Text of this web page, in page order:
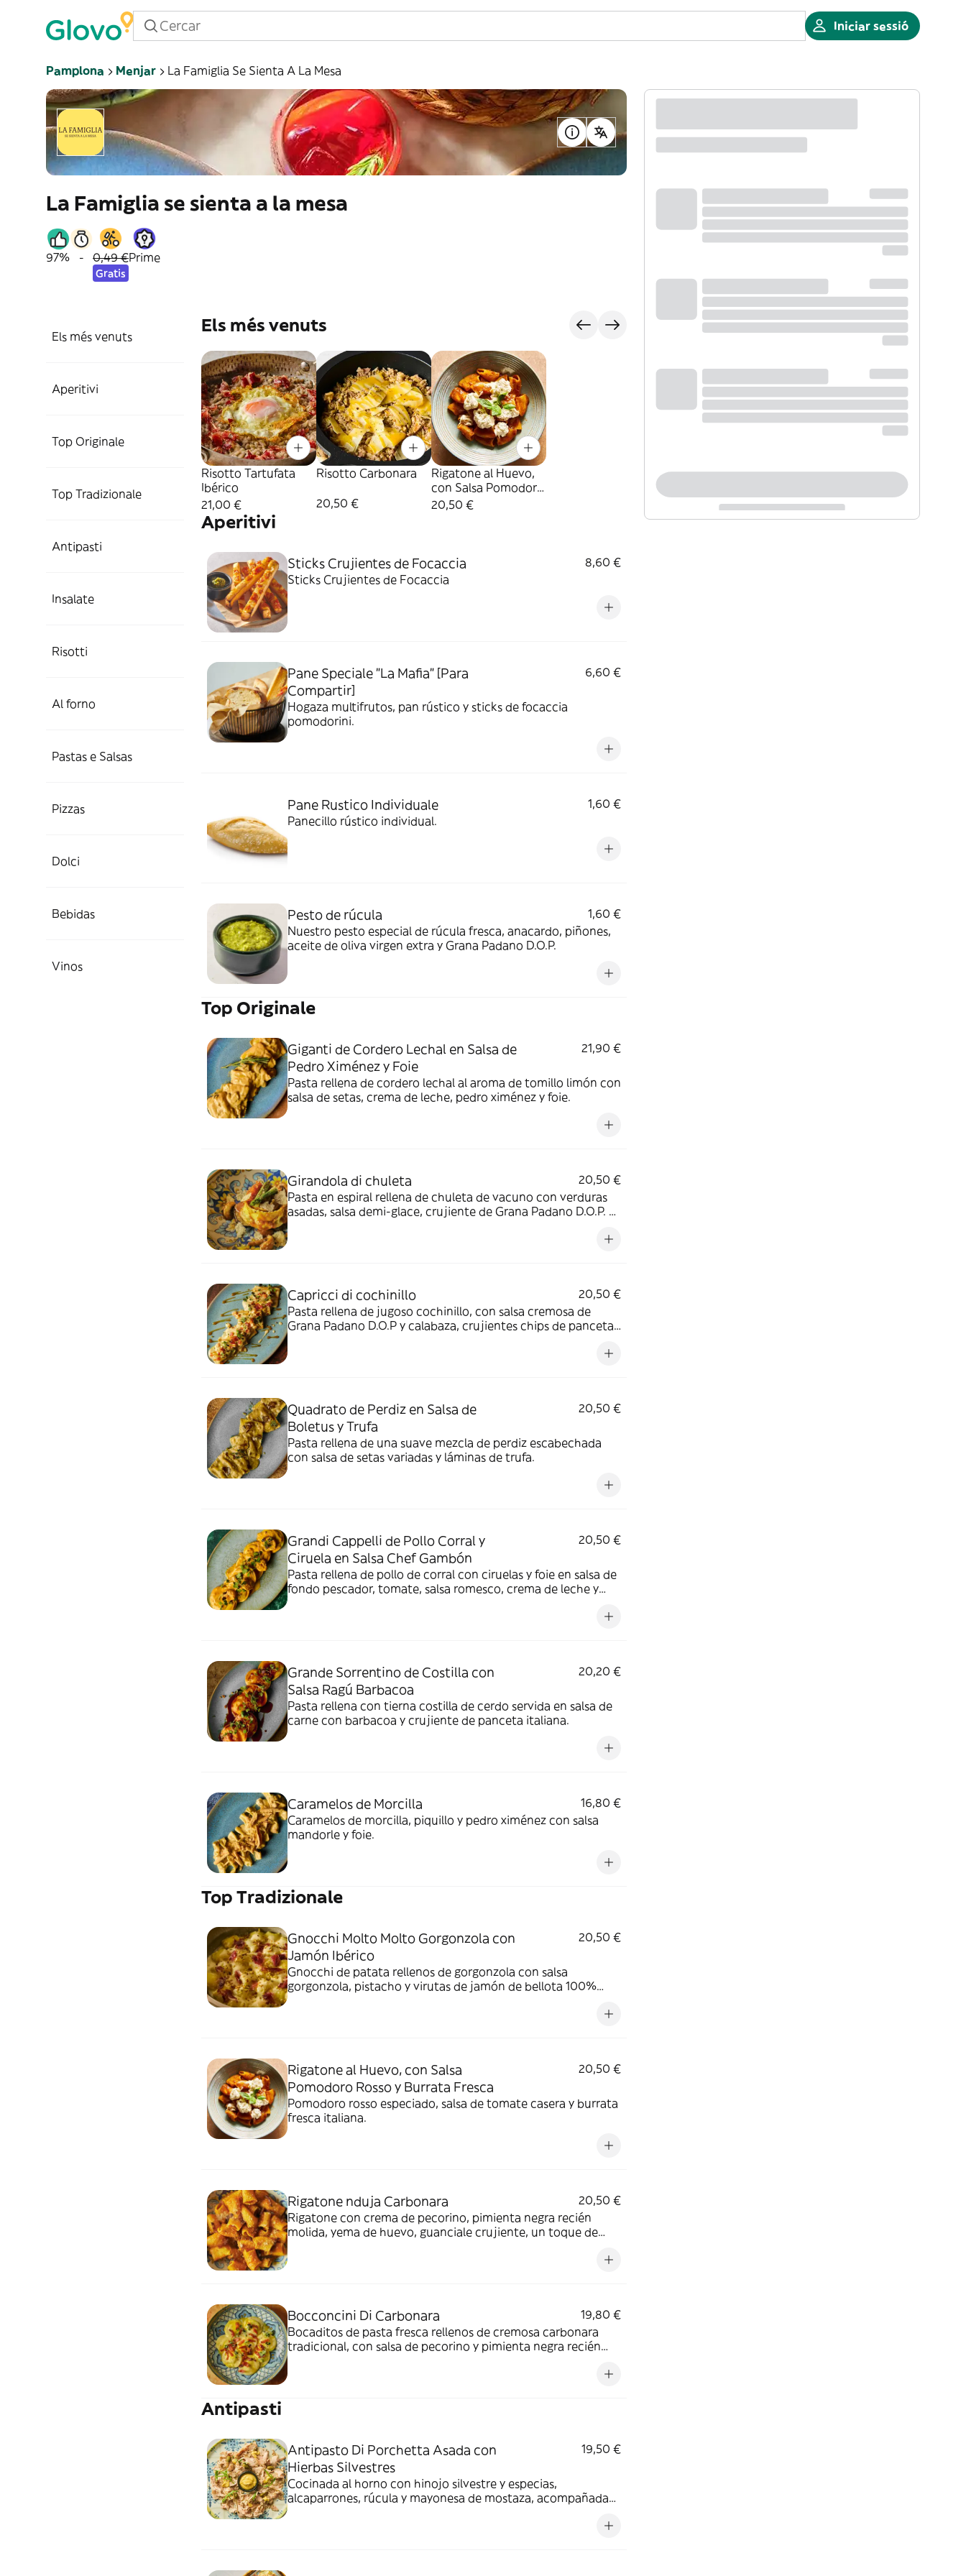
Iniciar sessió
Pamplona Menjar La Famiglia Se Sienta A La Mesa
La Famiglia se sienta a la mesa
97% - 0,49 €
Gratis
Prime
Els més venuts
Aperitivi
Top Originale
Top Tradizionale
Antipasti
Insalate
Risotti
Al forno
Pastas e Salsas
Pizzas
Dolci
Bebidas
Vinos
Els més venuts
Risotto Tartufata
Ibérico
21,00 €
Risotto Carbonara
20,50 €
Rigatone al Huevo,
con Salsa Pomodoro
Rosso y Burrata
20,50 €
Aperitivi
Sticks Crujientes de Focaccia
8,60 €
Sticks Crujientes de Focaccia
Pane Speciale "La Mafia" [Para
Compartir]
6,60 €
Hogaza multifrutos, pan rústico y sticks de focaccia
pomodorini.
Pane Rustico Individuale
1,60 €
Panecillo rústico individual.
Pesto de rúcula
1,60 €
Nuestro pesto especial de rúcula fresca, anacardo, piñones,
aceite de oliva virgen extra y Grana Padano D.O.P.
Top Originale
Giganti de Cordero Lechal en Salsa de
Pedro Ximénez y Foie
21,90 €
Pasta rellena de cordero lechal al aroma de tomillo limón con
salsa de setas, crema de leche, pedro ximénez y foie.
Girandola di chuleta
20,50 €
Pasta en espiral rellena de chuleta de vacuno con verduras
asadas, salsa demi-glace, crujiente de Grana Padano D.O.P. y
Capricci di cochinillo
20,50 €
Pasta rellena de jugoso cochinillo, con salsa cremosa de
Grana Padano D.O.P y calabaza, crujientes chips de panceta,
Quadrato de Perdiz en Salsa de
Boletus y Trufa
20,50 €
Pasta rellena de una suave mezcla de perdiz escabechada
con salsa de setas variadas y láminas de trufa.
Grandi Cappelli de Pollo Corral y
Ciruela en Salsa Chef Gambón
20,50 €
Pasta rellena de pollo de corral con ciruelas y foie en salsa de
fondo pescador, tomate, salsa romesco, crema de leche y
Grande Sorrentino de Costilla con
Salsa Ragú Barbacoa
20,20 €
Pasta rellena con tierna costilla de cerdo servida en salsa de
carne con barbacoa y crujiente de panceta italiana.
Caramelos de Morcilla
16,80 €
Caramelos de morcilla, piquillo y pedro ximénez con salsa
mandorle y foie.
Top Tradizionale
Gnocchi Molto Molto Gorgonzola con
Jamón Ibérico
20,50 €
Gnocchi de patata rellenos de gorgonzola con salsa
gorgonzola, pistacho y virutas de jamón de bellota 100%
Rigatone al Huevo, con Salsa
Pomodoro Rosso y Burrata Fresca
20,50 €
Pomodoro rosso especiado, salsa de tomate casera y burrata
fresca italiana.
Rigatone nduja Carbonara
20,50 €
Rigatone con crema de pecorino, pimienta negra recién
molida, yema de huevo, guanciale crujiente, un toque de
Bocconcini Di Carbonara
19,80 €
Bocaditos de pasta fresca rellenos de cremosa carbonara
tradicional, con salsa de pecorino y pimienta negra recién
Antipasti
Antipasto Di Porchetta Asada con
Hierbas Silvestres
19,50 €
Cocinada al horno con hinojo silvestre y especias,
alcaparrones, rúcula y mayonesa de mostaza, acompañada